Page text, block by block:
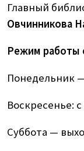
Главный
Овчинникова
Режим работы
Понедельник —
Воскресенье: с
Суббота —